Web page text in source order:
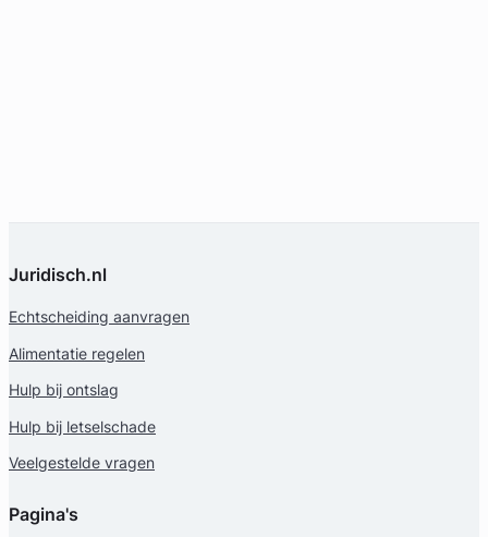
Juridisch.nl
Echtscheiding aanvragen
Alimentatie regelen
Hulp bij ontslag
Hulp bij letselschade
Veelgestelde vragen
Pagina's